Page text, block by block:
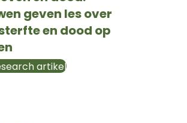
geven les over
en dood op
artikel